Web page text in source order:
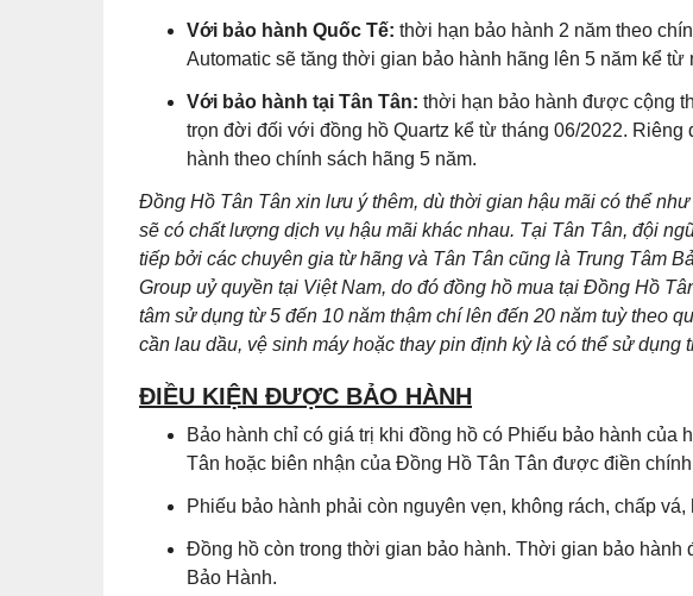
Với bảo hành Quốc Tế: thời hạn bảo hành 2 năm theo
Automatic sẽ tăng thời gian bảo hành hãng lên 5 năm kể từ
Với bảo hành tại Tân Tân: thời hạn bảo hành được cộng
trọn đời đối với đồng hồ Quartz kể từ tháng 06/2022. Riêng
hành theo chính sách hãng 5 năm.
Đồng Hồ Tân Tân xin lưu ý thêm, dù thời gian hậu mãi có thể
sẽ có chất lượng dịch vụ hậu mãi khác nhau. Tại Tân Tân, đội
tiếp bởi các chuyên gia từ hãng và Tân Tân cũng là Trung Tâm
Group uỷ quyền tại Việt Nam, do đó đồng hồ mua tại Đồng Hồ
tâm sử dụng từ 5 đến 10 năm thậm chí lên đến 20 năm tuỳ theo
cần lau dầu, vệ sinh máy hoặc thay pin định kỳ là có thể sử dụng
ĐIỀU KIỆN ĐƯỢC BẢO HÀNH
Bảo hành chỉ có giá trị khi đồng hồ có Phiếu bảo hành của
Tân hoặc biên nhận của Đồng Hồ Tân Tân được điền
Phiếu bảo hành phải còn nguyên vẹn, không rách, chấp vá,
Đồng hồ còn trong thời gian bảo hành. Thời gian bảo hành
Bảo Hành.